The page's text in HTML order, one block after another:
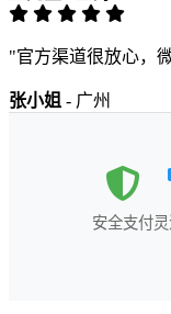
"官方渠道很放心，
张小姐 - 广州
安全支付